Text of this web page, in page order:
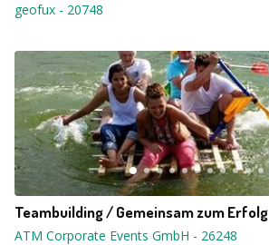
geofux - 20748
Teambuilding / Gemeinsam zum Erfolg
ATM Corporate Events GmbH - 26248